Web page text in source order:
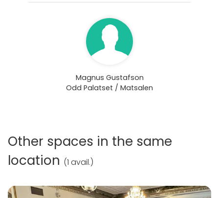
Magnus Gustafson
Odd Palatset / Matsalen
Other spaces in the same
location (1 avail.)